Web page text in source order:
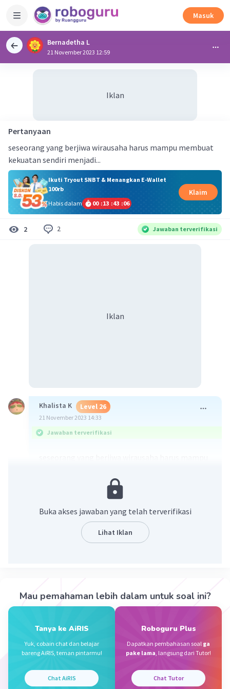
Masuk
Bernadetha L
21 November 2023 12:59
Iklan
Pertanyaan
seseorang yang berjiwa wirausaha harus mampu membuat
kekuatan sendiri menjadi...
Ikuti Tryout SNBT & Menangkan E-Wallet
100rb
Habis dalam
00 :13 :43 :06
Klaim
2 2 Jawaban terverifikasi
Iklan
Khalista K Level 26
21 November 2023 14:33
Jawaban terverifikasi
mengatasi tantangan untuk mencapai
Beri Rating Balas
Iklan
Seseorang yang berjiwa wirausaha harus mampu
membuat kekuatan sendiri menjadi percaya diri.
Wirausaha yang bertanggung jawab terhadap
suatu usaha berani mengambil inisiatif,
keputusan, serta menanggung segala risiko.
Beri Rating (0 Balas
Buka akses jawaban yang telah terverifikasi
Lihat Iklan
Mau pemahaman lebih dalam untuk soal ini?
Tanya ke AiRIS
Yuk, cobain chat dan belajar
bareng AiRIS, teman pintarmu!
Chat AiRIS
Roboguru Plus
Dapatkan pembahasan soal ga
pake lama, langsung dari Tutor!
Chat Tutor